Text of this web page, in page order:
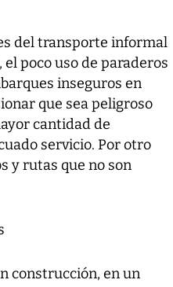
del transporte informal
poco uso de paraderos
inseguros en
que sea peligroso
cantidad de
servicio. Por otro
y rutas que no son
construcción, en un